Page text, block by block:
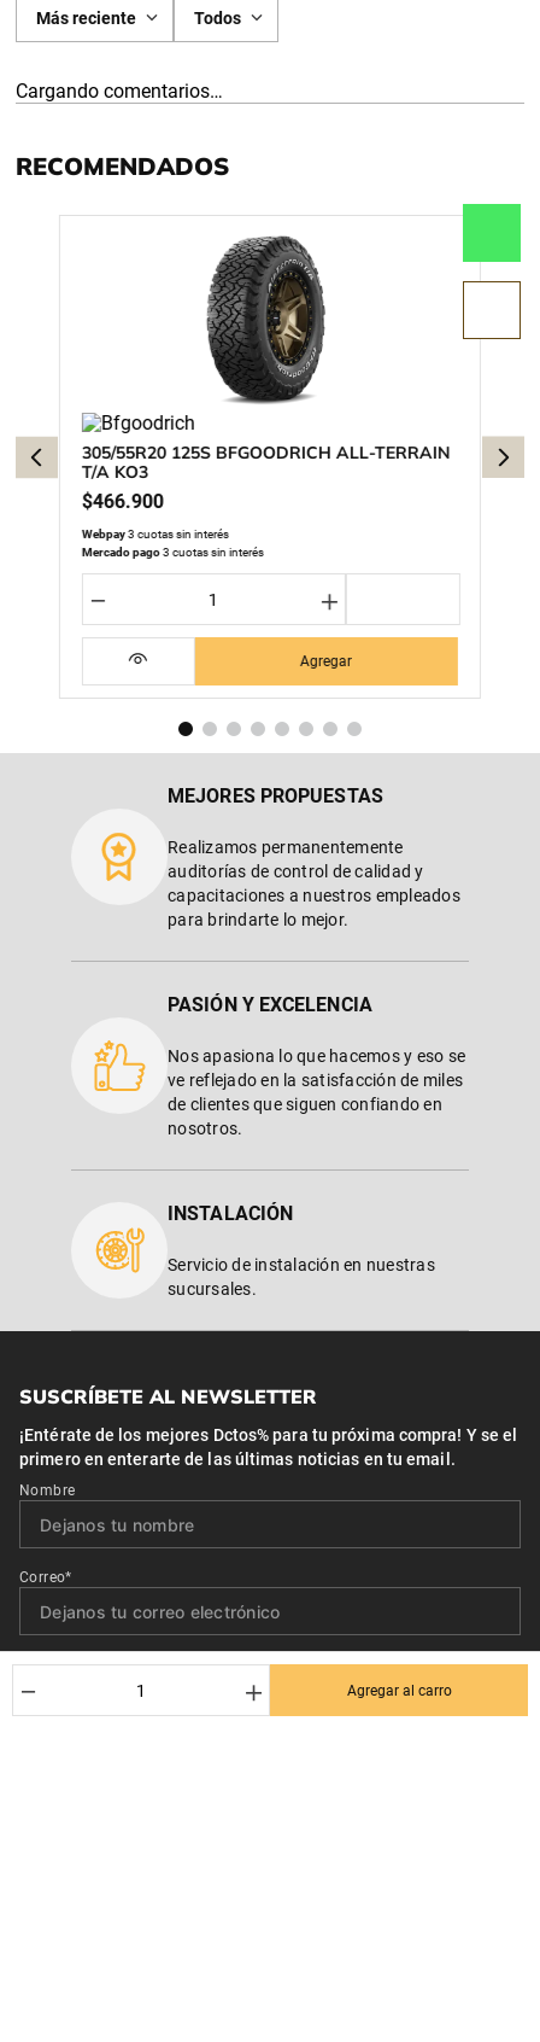
＋
－ Agregar al carro
Más reciente Todos
Cargando comentarios…
RECOMENDADOS
305/55R20 125S BFGOODRICH ALL-TERRAIN
T/A KO3
$466.900
Webpay3 cuotas sin interés
Mercado pago3 cuotas sin interés
＋
－
Agregar
MEJORES PROPUESTAS
Realizamos permanentemente
auditorías de control de calidad y
capacitaciones a nuestros empleados
para brindarte lo mejor.
PASIÓN Y EXCELENCIA
Nos apasiona lo que hacemos y eso se
ve reflejado en la satisfacción de miles
de clientes que siguen confiando en
nosotros.
INSTALACIÓN
Servicio de instalación en nuestras
sucursales.
SUSCRÍBETE AL NEWSLETTER
¡Entérate de los mejores Dctos% para tu próxima compra! Y se el
primero en enterarte de las últimas noticias en tu email.
Nombre
Correo*
Quiero recibir el newsletter con promociones.